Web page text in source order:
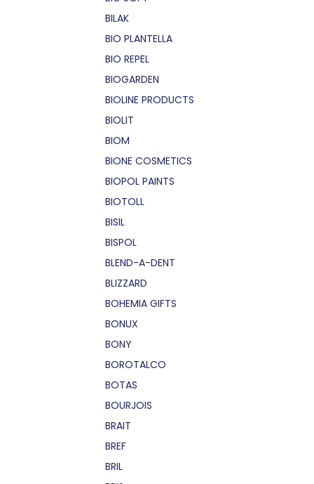
BILAK
BIO PLANTELLA
BIO REPEL
BIOGARDEN
BIOLINE PRODUCTS
BIOLIT
BIOM
BIONE COSMETICS
BIOPOL PAINTS
BIOTOLL
BISIL
BISPOL
BLEND-A-DENT
BLIZZARD
BOHEMIA GIFTS
BONUX
BONY
BOROTALCO
BOTAS
BOURJOIS
BRAIT
BREF
BRIL